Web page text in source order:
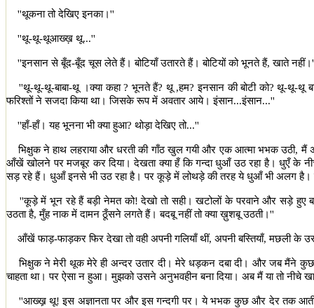
''थूकना तो देखिए इनका।''
''थू-थू-थूआख्ख़ थू...''
''इनसान से बूँद-बूँद चूस लेते हैं। बोटियाँ उतारते हैं। बोटियों को भूनते हैं,खाते नहीं।
''थू-थू-थू-बाबा-थू ।क्या कहा? भूनते हैं? थू ,हम?इनसान की बोटी को?थू-थू-थू
फरिश्तों ने सजदा किया था। जिसके रूप में अवतार आये। इंसान...इंसान...''
''हाँ-हाँ। यह भूनना भी क्या हुआ? थोड़ा देखिए तो...''
भिक्षुक ने हाथ लहराया और धरती की गाँठ खुल गयी और एक आत्मा भभक उठी,मैं
आँखें खोलने पर मजबूर कर दिया। देखता क्या हँ कि गन्दा धुआँ उठ रहा है। धुएँ के
सड़ रहे हैं। धुआँ इनसे भी उठ रहा है। पर कूड़े में लोथड़े की तरह ये धुआँ भी अलग है।
''कूड़े में भून रहे हैं बड़ी नेमत को! देखो तो सही। खटोलों के परवाने और सड़े हुए
उठता है,मुँह नाक में दामन ठूँसने लगते हैं। बदबू नहीं तो क्या ख़ुशबू उठती।''
आँखें फाड़-फाड़कर फिर देखा तो वही अपनी गलियाँ थीं, अपनी बस्तियाँ,मछली के
भिक्षुक ने मेरी थूक मेरे ही अन्दर उतार दी। मेरे धड़कन दबा दी। और जब मैंने कुछ
चाहता था। पर ऐसा न हुआ। मुझको उसने अनुभवहीन बना दिया। अब मैं या तो
''आख्ख़़ थू! इस अज्ञानता पर और इस गन्दगी पर। ये भभक कुछ और देर तक आती रही